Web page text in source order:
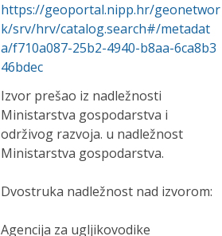
https://geoportal.nipp.hr/geonetwor
k/srv/hrv/catalog.search#/metadat
a/f710a087-25b2-4940-b8aa-6ca8b3
46bdec
Izvor prešao iz nadležnosti
Ministarstva gospodarstva i
održivog razvoja. u nadležnost
Ministarstva gospodarstva.
Dvostruka nadležnost nad izvorom:
Agencija za ugljikovodike